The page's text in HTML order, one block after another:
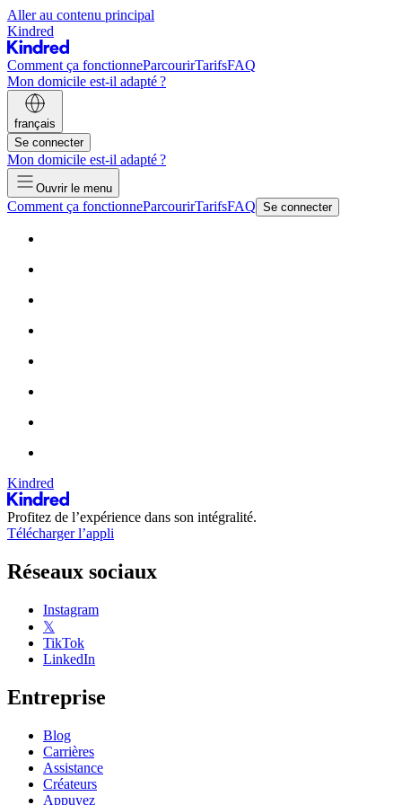
Aller au contenu principal
Kindred
Comment ça fonctionneParcourirTarifsFAQ
Mon domicile est-il adapté ?
français
Se connecter
Mon domicile est-il adapté ?
Ouvrir le menu
Comment ça fonctionneParcourirTarifsFAQ Se connecter
Kindred
Profitez de l’expérience dans son intégralité.
Télécharger l’appli
Réseaux sociaux
Instagram
𝕏
TikTok
LinkedIn
Entreprise
Blog
Carrières
Assistance
Créateurs
Appuyez